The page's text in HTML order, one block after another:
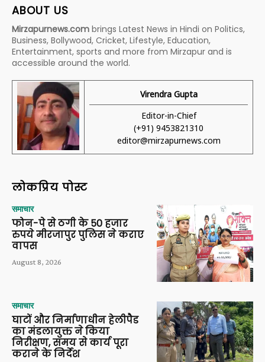
ABOUT US
Mirzapurnews.com brings Latest News in Hindi on Politics,
Business, Bollywood, Cricket, Lifestyle, Education,
Entertainment, sports and more from Mirzapur and is
accessible around the world.
Virendra Gupta
Editor-in-Chief
(+91) 9453821310
editor@mirzapurnews.com
लोकप्रिय पोस्ट
समाचार
फोन-पे से ठगी के 50 हजार
रुपये मीरजापुर पुलिस ने कराए
वापस
August 8, 2026
समाचार
घाटों और निर्माणाधीन हेलीपैड
का मंडलायुक्त ने किया
निरीक्षण, समय से कार्य पूरा
कराने के निर्देश